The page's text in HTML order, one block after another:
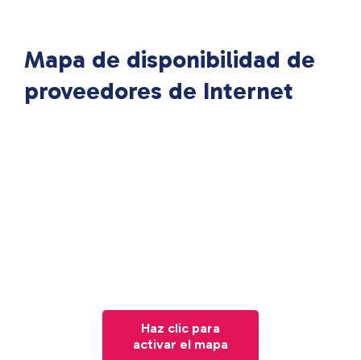
Mapa de disponibilidad de
proveedores de Internet
Haz clic para
activar el mapa